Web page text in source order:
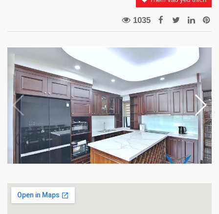
1035